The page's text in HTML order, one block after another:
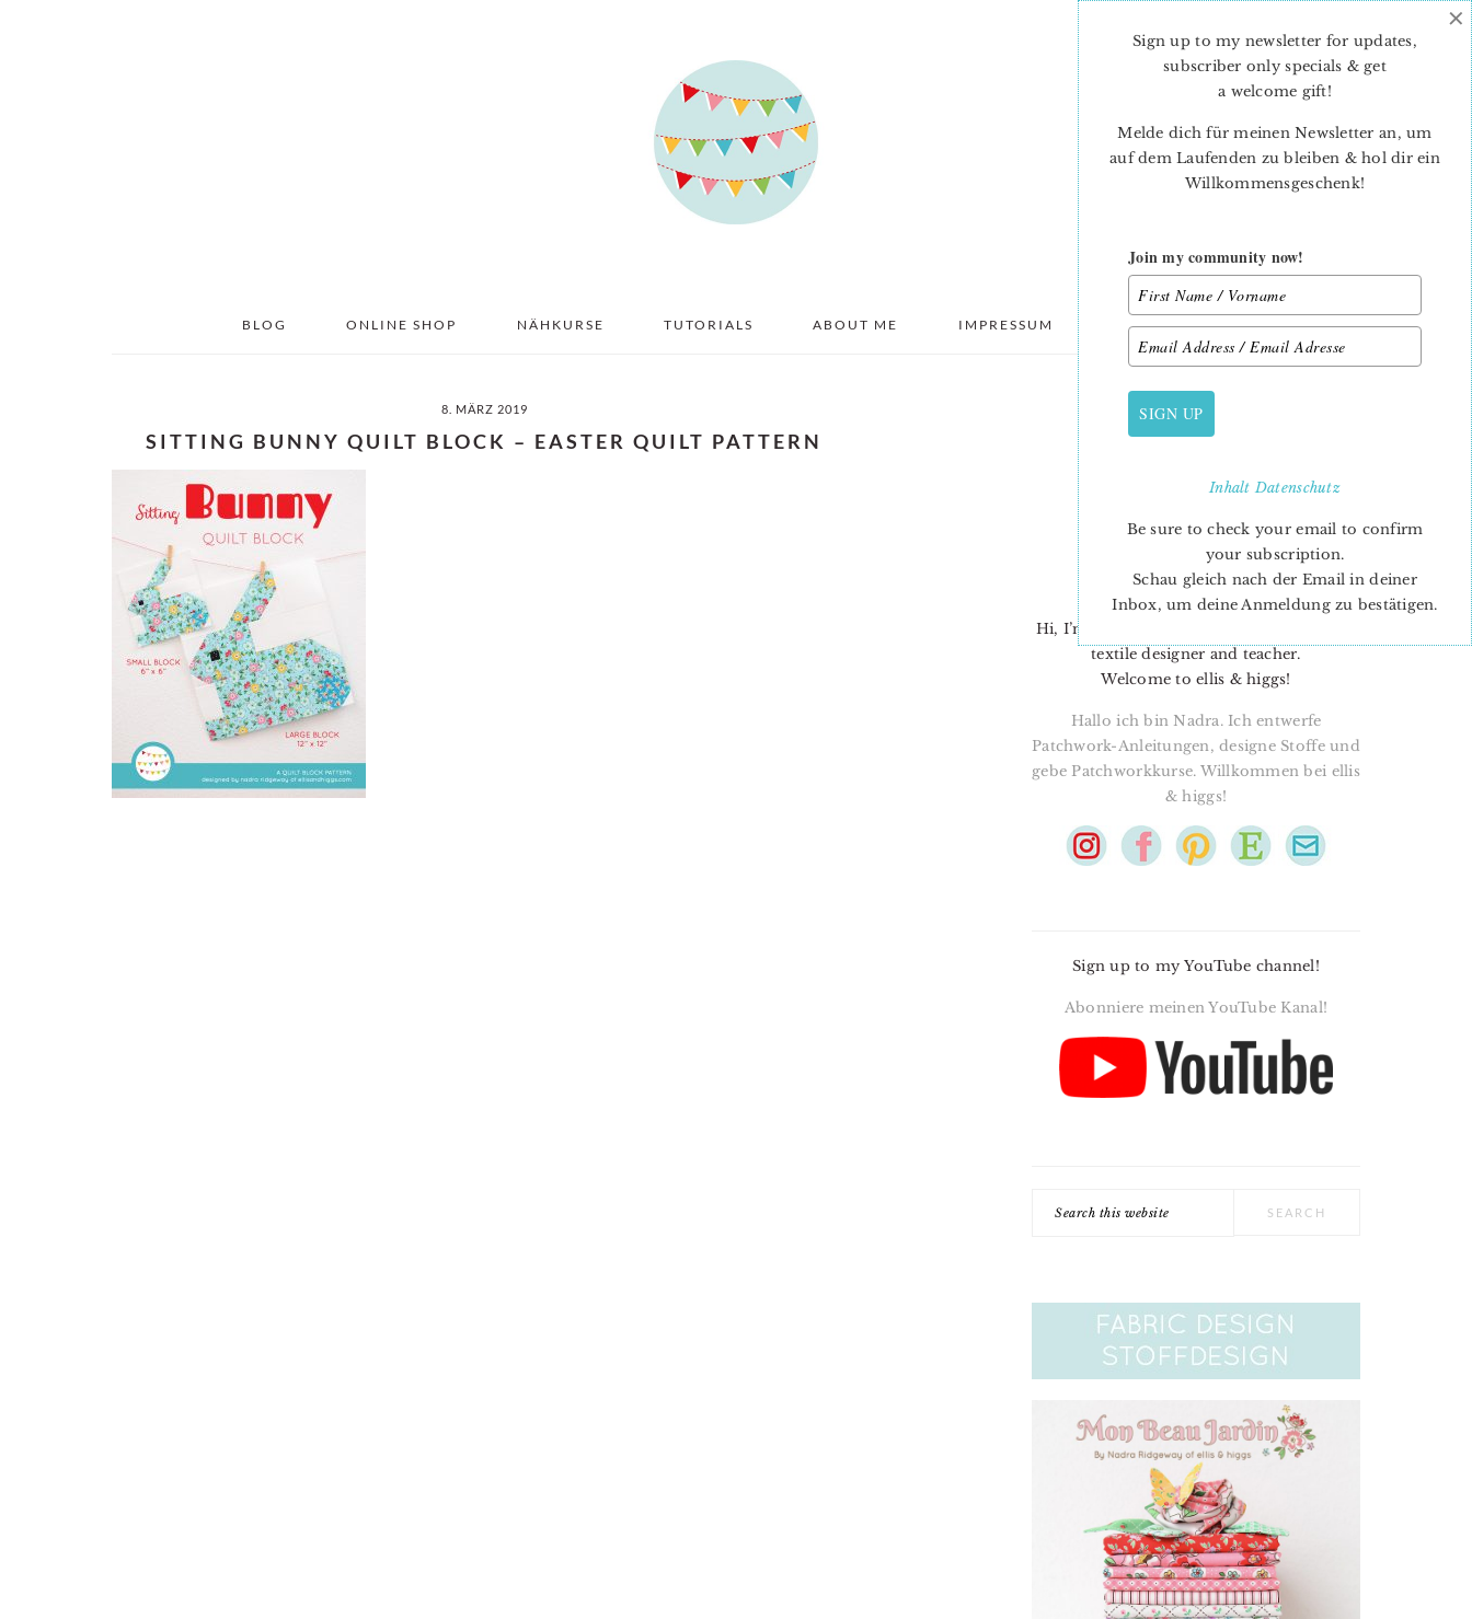
BLOG ONLINE SHOP NÄHKURSE TUTORIALS ABOUT ME IMPRESSUM DATENSCHUTZ
8. MÄRZ 2019
SITTING BUNNY QUILT BLOCK – EASTER QUILT PATTERN
PRIMARY
SIDEBAR
Hi, I’m Nadra. I’m a quilt pattern designer,
textile designer and teacher.
Welcome to ellis & higgs!
Hallo ich bin Nadra. Ich entwerfe
Patchwork-Anleitungen, designe Stoffe und
gebe Patchworkkurse. Willkommen bei ellis
& higgs!
Sign up to my YouTube channel!
Abonniere meinen YouTube Kanal!
Sign up to my newsletter for updates,
subscriber only specials & get
a welcome gift!
Melde dich für meinen Newsletter an, um
auf dem Laufenden zu bleiben & hol dir ein
Willkommensgeschenk!
Join my community now!
SIGN UP
InhaltDatenschutz
Be sure to check your email to confirm
your subscription.
Schau gleich nach der Email in deiner
Inbox, um deine Anmeldung zu bestätigen.
×